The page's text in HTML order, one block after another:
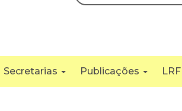
Secretarias Publicações